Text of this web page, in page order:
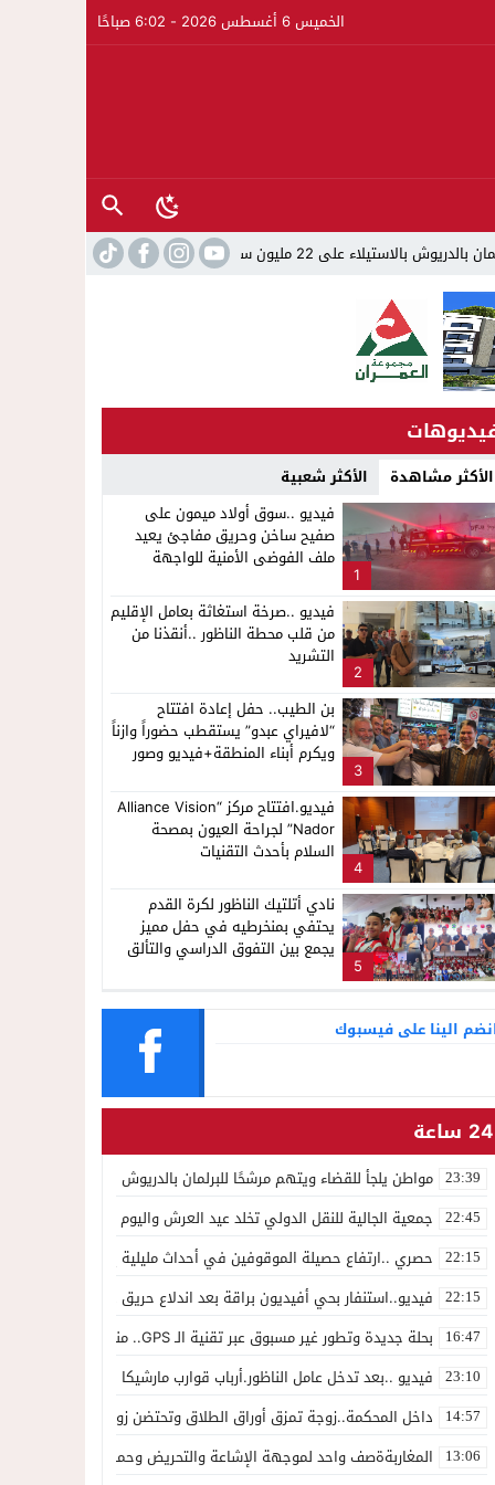
الخميس 6 أغسطس 2026 - 6:02 صباحًا
سنتيم 22:45 جمعية الجالية للنقل الدولي تخلد عيد
الأكثر مشاهدة الأكثر شعبية
1
فيديو ..سوق أولاد ميمون على
صفيح ساخن وحريق مفاجئ يعيد
ملف الفوضى الأمنية للواجهة
2
فيديو ..صرخة استغاثة بعامل الإقليم
من قلب محطة الناظور ..أنقذنا من
التشريد
3
بن الطيب.. حفل إعادة افتتاح
“لافيراي عبدو” يستقطب حضوراً وازناً
ويكرم أبناء المنطقة+فيديو وصور
4
فيديو.افتتاح مركز “Alliance Vision
Nador” لجراحة العيون بمصحة
السلام بأحدث التقنيات
5
نادي أتلتيك الناظور لكرة القدم
يحتفي بمنخرطيه في حفل مميز
يجمع بين التفوق الدراسي والتألق
الينا على فيسبوك
24 ساعة
23:39 مواطن يلجأ للقضاء ويتهم مرشحًا للبرلمان بالدريوش بالاستيلاء على 22 مليون سنتيم
22:45 جمعية الجالية للنقل الدولي تخلد عيد العرش واليوم الوطني للمهاجر
22:15 حصري ..ارتفاع حصيلة الموقوفين في أحداث مليلية إلى 82 شخصًا وتحقيقات تقود إلى متابعات جنائية ثقيلة
22:15 فيديو..استنفار بحي أفيديون براقة بعد اندلاع حريق داخل ضيعة فلاحية
16:47 بحلة جديدة وتطور غير مسبوق عبر تقنية الـ GPS.. منصة “مرحباناظور” تعزز مكانتها كوجهة أولى لسكان إقليمي الناظور والدريوش
23:10 فيديو ..بعد تدخل عامل الناظور.أرباب قوارب مارشيكا يعلقون احتجاجهم
14:57 داخل المحكمة..زوجة تمزق أوراق الطلاق وتحتضن زوجها في لحظة
13:06 المغاربةةصف واحد لموجهة الإشاعة والتحريض وحملات التضليل